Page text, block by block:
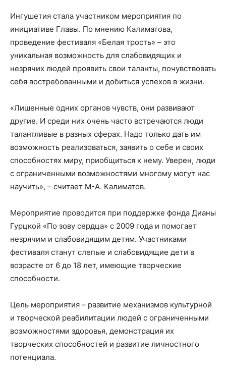
Ингушетия стала участником мероприятия по
инициативе Главы. По мнению Калиматова,
проведение фестиваля «Белая трость» – это
уникальная возможность для слабовидящих и
незрячих людей проявить свои таланты, почувствовать
себя востребованными и добиться успехов в жизни.
«Лишенные одних органов чувств, они развивают
другие. И среди них очень часто встречаются люди
талантливые в разных сферах. Надо только дать им
возможность реализоваться, заявить о себе и своих
способностях миру, приобщиться к нему. Уверен, люди
с ограниченными возможностями многому могут нас
научить», – считает М-А. Калиматов.
Мероприятие проводится при поддержке фонда Дианы
Гурцкой «По зову сердца» с 2009 года и помогает
незрячим и слабовидящим детям. Участниками
фестиваля станут слепые и слабовидящие дети в
возрасте от 6 до 18 лет, имеющие творческие
способности.
Цель мероприятия – развитие механизмов культурной
и творческой реабилитации людей с ограниченными
возможностями здоровья, демонстрация их
творческих способностей и развитие личностного
потенциала.